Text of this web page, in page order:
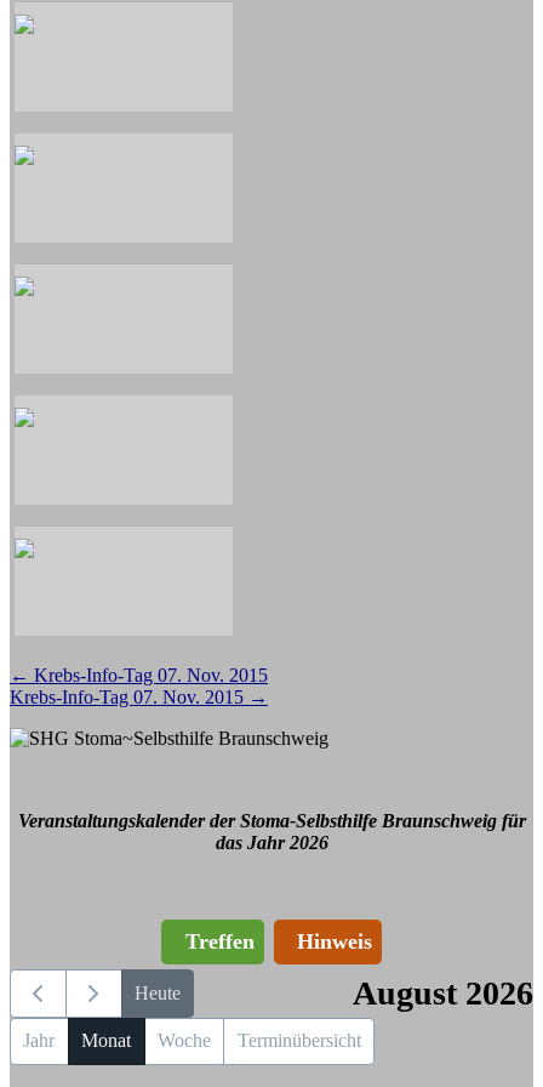
Beitragsnavigation
← Krebs-Info-Tag 07. Nov. 2015
Krebs-Info-Tag 07. Nov. 2015 →
Veranstaltungskalender der Stoma-Selbsthilfe Braunschweig für
das Jahr 2026
Treffen Hinweis
Heute August 2026
Jahr Monat Woche Terminübersicht